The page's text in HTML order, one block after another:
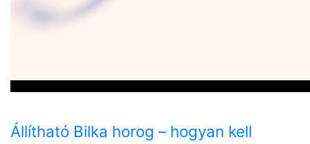
Állítható Bilka horog – hogyan kell